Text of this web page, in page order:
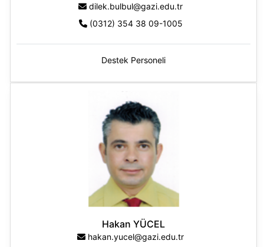
dilek.bulbul@gazi.edu.tr
(0312) 354 38 09-1005
Destek Personeli
Hakan YÜCEL
hakan.yucel@gazi.edu.tr